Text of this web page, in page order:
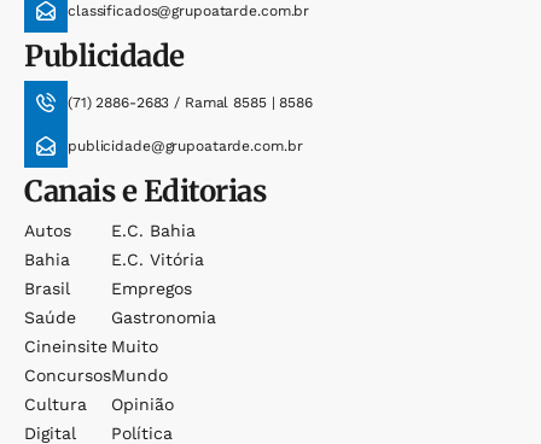
classificados@grupoatarde.com.br
Publicidade
(71) 2886-2683 / Ramal 8585 | 8586
publicidade@grupoatarde.com.br
Canais e Editorias
Autos
Bahia
Brasil
Saúde
Cineinsite
Concursos
Cultura
Digital
E.c. Bahia
E.c. Vitória
Empregos
Gastronomia
Muito
Mundo
Opinião
Política